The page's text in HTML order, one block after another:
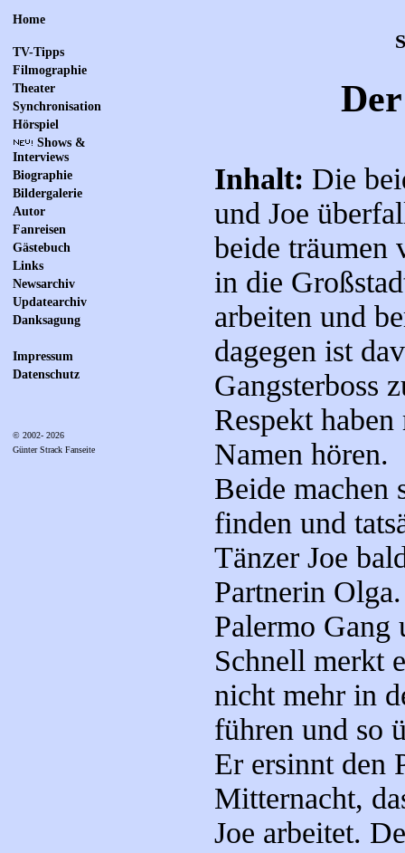
Home
TV-Tipps
Filmographie
Theater
Synchronisation
Hörspiel
Shows &
Interviews
Biographie
Bildergalerie
Autor
Fanreisen
Gästebuch
Links
Newsarchiv
Updatearchiv
Danksagung
Impressum
Datenschutz
© 2002- 2026
Günter Strack Fanseite
Inhalt: Die
und Joe
beide träumen
in die
arbeiten und
dagegen ist
Gangsterboss
Respekt
Namen hören.
Beide machen
finden und
Tänzer Joe
Partnerin
Palermo Gang
Schnell merkt
nicht mehr in
führen und so
Er ersinnt den
Mitternacht,
Joe arbeitet.